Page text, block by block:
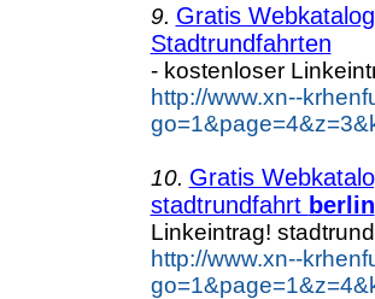
9. Gratis
Stadtrundfahrten
- kostenloser
http://www.xn--
10. Gratis
stadtrundfahrt berlin
Linkeintrag!
http://www.xn--